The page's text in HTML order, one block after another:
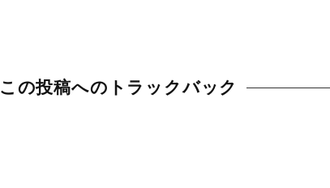
この投稿へのトラックバック